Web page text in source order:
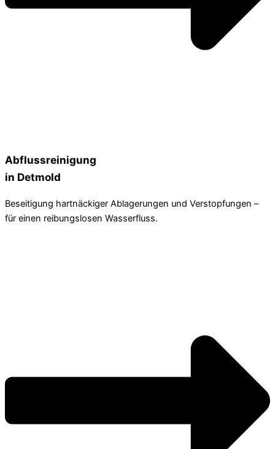
Abflussreinigung
in Detmold
Beseitigung hartnäckiger Ablagerungen und Verstopfungen –
für einen reibungslosen Wasserfluss.